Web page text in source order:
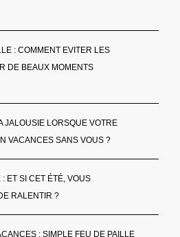
: COMMENT EVITER LES
DE BEAUX MOMENTS
JALOUSIE LORSQUE VOTRE
VACANCES SANS VOUS ?
ET SI CET ÉTÉ, VOUS
RALENTIR ?
: SIMPLE FEU DE PAILLE